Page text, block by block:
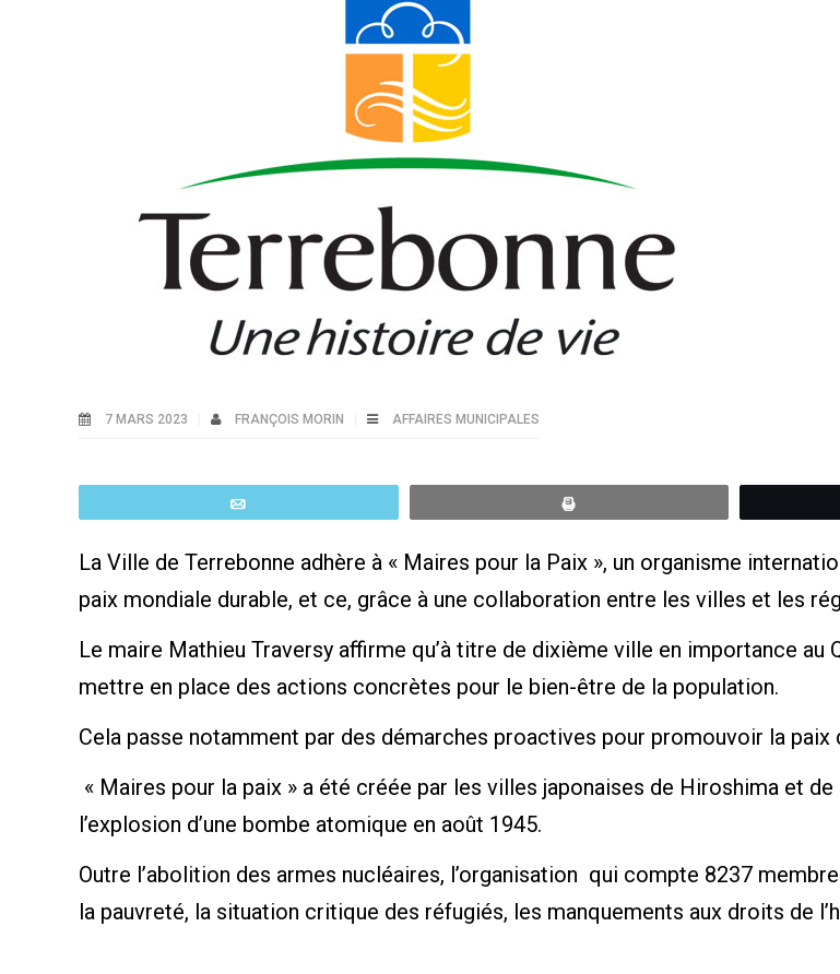
7 MARS 2023 FRANÇOIS MORIN AFFAIRES MUNICIPALES
La Ville de Terrebonne adhère à « Maires pour la Paix », un organisme
paix mondiale durable, et ce, grâce à une collaboration entre les villes et les
Le maire Mathieu Traversy affirme qu’à titre de dixième ville en importance
mettre en place des actions concrètes pour le bien-être de la population.
Cela passe notamment par des démarches proactives pour promouvoir la paix
« Maires pour la paix » a été créée par les villes japonaises de Hiroshima et
l’explosion d’une bombe atomique en août 1945.
Outre l’abolition des armes nucléaires, l’organisation qui compte 8237
la pauvreté, la situation critique des réfugiés, les manquements aux droits de